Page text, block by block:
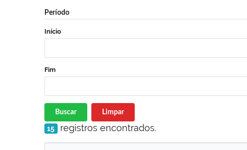
Período
Início
Fim
Buscar Limpar
15 registros encontrados.